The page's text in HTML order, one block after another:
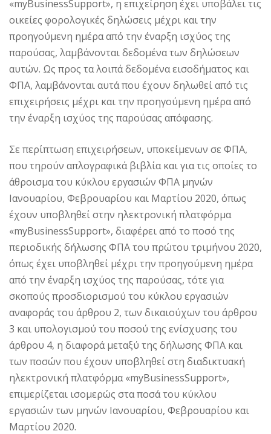
«myBusinessSupport», η επιχείρηση έχει υποβάλει τις
οικείες φορολογικές δηλώσεις μέχρι και την
προηγούμενη ημέρα από την έναρξη ισχύος της
παρούσας, λαμβάνονται δεδομένα των δηλώσεων
αυτών. Ως προς τα λοιπά δεδομένα εισοδήματος και
ΦΠΑ, λαμβάνονται αυτά που έχουν δηλωθεί από τις
επιχειρήσεις μέχρι και την προηγούμενη ημέρα από
την έναρξη ισχύος της παρούσας απόφασης.
Σε περίπτωση επιχειρήσεων, υποκείμενων σε ΦΠΑ,
που τηρούν απλογραφικά βιβλία και για τις οποίες το
άθροισμα του κύκλου εργασιών ΦΠΑ μηνών
Ιανουαρίου, Φεβρουαρίου και Μαρτίου 2020, όπως
έχουν υποβληθεί στην ηλεκτρονική πλατφόρμα
«myBusinessSupport», διαφέρει από το ποσό της
περιοδικής δήλωσης ΦΠΑ του πρώτου τριμήνου 2020,
όπως έχει υποβληθεί μέχρι την προηγούμενη ημέρα
από την έναρξη ισχύος της παρούσας, τότε για
σκοπούς προσδιορισμού του κύκλου εργασιών
αναφοράς του άρθρου 2, των δικαιούχων του άρθρου
3 και υπολογισμού του ποσού της ενίσχυσης του
άρθρου 4, η διαφορά μεταξύ της δήλωσης ΦΠΑ και
των ποσών που έχουν υποβληθεί στη διαδικτυακή
ηλεκτρονική πλατφόρμα «myBusinessSupport»,
επιμερίζεται ισομερώς στα ποσά του κύκλου
εργασιών των μηνών Ιανουαρίου, Φεβρουαρίου και
Μαρτίου 2020.